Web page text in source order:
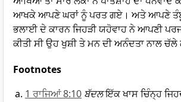
ਆਖਕੇ ਆਪਣੇ ਘਰਾਂ ਨੂੰ ਪਰਤ ਗਏ। ਅਤੇ ਆਪਣੇ
ਭਲਾਈ ਦੇ ਕਾਰਨ ਜਿਹੜੀ ਯਹੋਵਾਹ ਨੇ ਆਪਣੀ
ਕੀਤੀ ਸੀ ਉਹ ਖੁਸ਼ੀ ਤੇ ਮਨ ਦੀ ਅਨੰਦਤਾ ਨਾਲ ਚੱਲੇ
Footnotes
1 ਰਾਜਿਆਂ 8:10 ਬੱਦਲਇੱਕ ਖਾਸ ਚਿੰਨ੍ਹ